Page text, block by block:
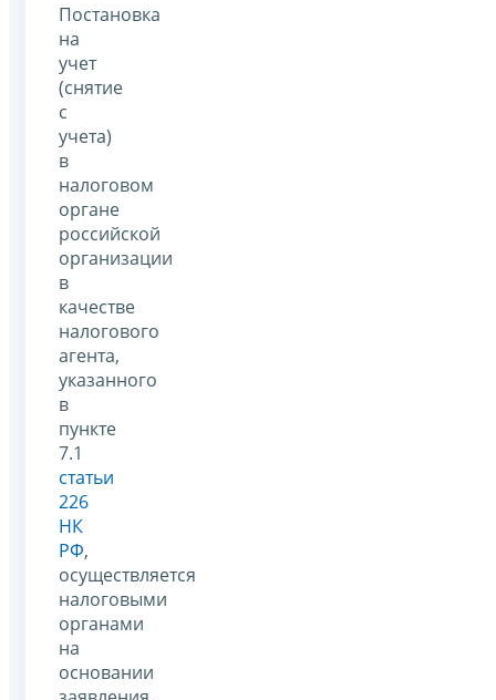
Постановка
на
учет
(снятие
с
учета)
в
налоговом
органе
российской
организации
в
качестве
налогового
агента,
указанного
в
пункте
7.1
статьи
226
НК
РФ,
осуществляется
налоговыми
органами
на
основании